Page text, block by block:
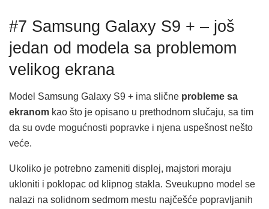
#7 Samsung Galaxy S9 + – još
jedan od modela sa problemom
velikog ekrana
Model Samsung Galaxy S9 + ima slične probleme sa
ekranom kao što je opisano u prethodnom slučaju, sa tim
da su ovde mogućnosti popravke i njena uspešnost nešto
veće.
Ukoliko je potrebno zameniti displej, majstori moraju
ukloniti i poklopac od klipnog stakla. Sveukupno model se
nalazi na solidnom sedmom mestu najčešće popravljanih